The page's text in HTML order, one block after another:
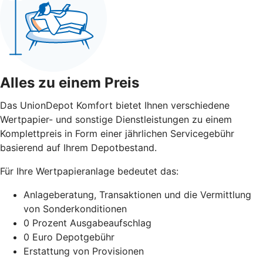
Alles zu einem Preis
Das UnionDepot Komfort bietet Ihnen verschiedene
Wertpapier- und sonstige Dienstleistungen zu einem
Komplettpreis in Form einer jährlichen Servicegebühr
basierend auf Ihrem Depotbestand.
Für Ihre Wertpapieranlage bedeutet das:
Anlageberatung, Transaktionen und die Vermittlung
von Sonderkonditionen
0 Prozent Ausgabeaufschlag
0 Euro Depotgebühr
Erstattung von Provisionen